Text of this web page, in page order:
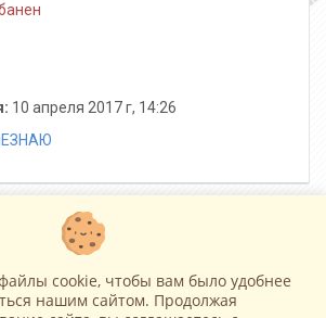
10 апреля 2017 г, 14:26
cookie, чтобы вам было удобнее
нашим сайтом. Продолжая